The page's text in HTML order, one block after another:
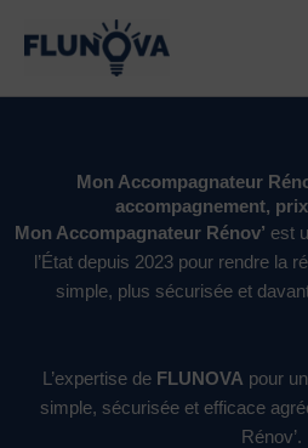
Mon Accompagnateur
accompagnement,
Mon Accompagnateur Rénov’ est
l’État depuis 2023 pour rendre la
simple, plus sécurisée et
L’expertise de FLUNOVA pour
simple, sécurisée et efficace
Rénov’.